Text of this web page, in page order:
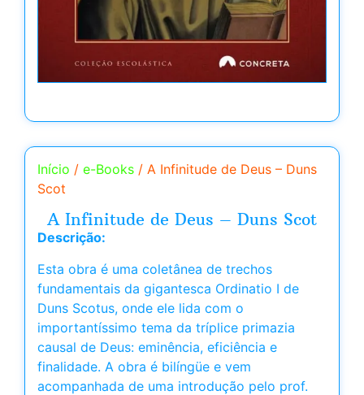
Início / e-Books / A Infinitude de Deus – Duns
Scot
A Infinitude de Deus – Duns Scot
Descrição:
Esta obra é uma coletânea de trechos
fundamentais da gigantesca Ordinatio I de
Duns Scotus, onde ele lida com o
importantíssimo tema da tríplice primazia
causal de Deus: eminência, eficiência e
finalidade. A obra é bilíngüe e vem
acompanhada de uma introdução pelo prof.